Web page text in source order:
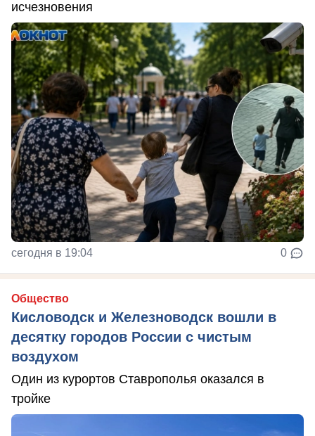
исчезновения
сегодня в 19:04 0
Общество
Кисловодск и Железноводск вошли в
десятку городов России с чистым
воздухом
Один из курортов Ставрополья оказался в
тройке